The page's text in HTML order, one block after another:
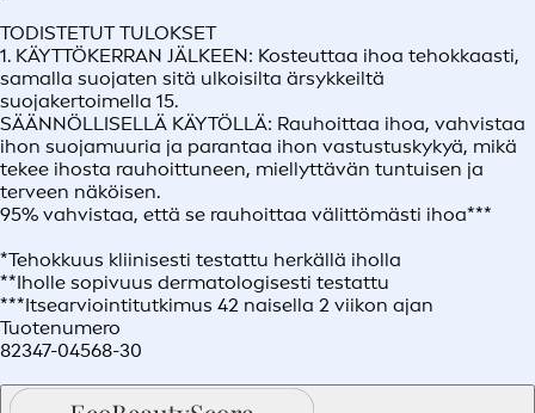
TODISTETUT TULOKSET
1. KÄYTTÖKERRAN JÄLKEEN: Kosteuttaa ihoa tehokkaasti,
samalla suojaten sitä ulkoisilta ärsykkeiltä
suojakertoimella 15.
SÄÄNNÖLLISELLÄ KÄYTÖLLÄ: Rauhoittaa ihoa, vahvistaa
ihon suojamuuria ja parantaa ihon vastustuskykyä, mikä
tekee ihosta rauhoittuneen, miellyttävän tuntuisen ja
terveen näköisen.
95% vahvistaa, että se rauhoittaa välittömästi ihoa***
*Tehokkuus kliinisesti testattu herkällä iholla
**Iholle sopivuus dermatologisesti testattu
***Itsearviointitutkimus 42 naisella 2 viikon ajan
Tuotenumero
82347-04568-30